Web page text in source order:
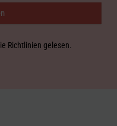
Richtlinien gelesen.